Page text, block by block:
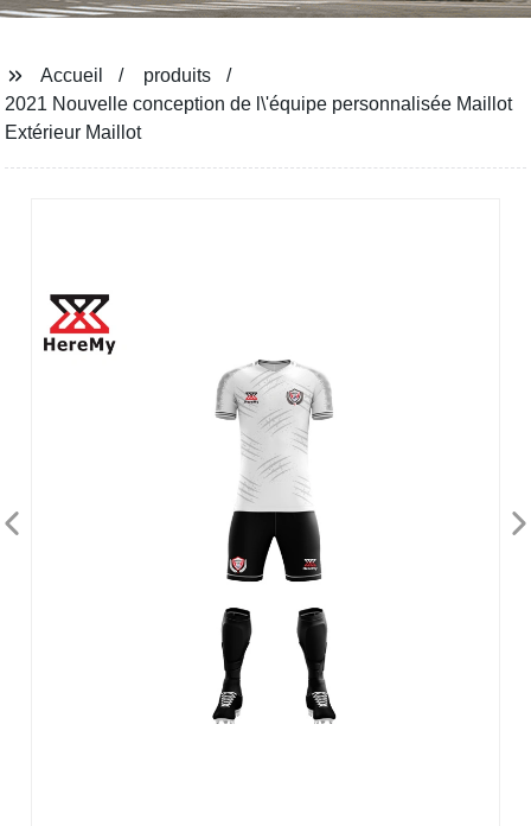
Accueil
produits
2021 Nouvelle conception de l\'équipe personnalisée Maillot
Extérieur Maillot